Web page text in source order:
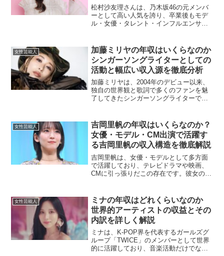
とマルチな活動から見える推定年
収を徹底解説した最新まとめ
松村沙友理さんは、乃木坂46の元メンバ
ーとして高い人気を誇り、卒業後もモデ
ル・女優・タレント・インフルエンサー
ル、ドラマ出演、SNSでの発信力など、
多彩な才能で注目を集め...
女性芸能人
加藤ミリヤの年収はいくらなのか
シンガーソングライターとしての
活動と幅広い収入源を徹底分析
加藤ミリヤは、2004年のデビュー以来、
独自の世界観と歌詞で多くのファンを魅
了してきたシンガーソングライターで
活動など幅広い分野でも才能を発揮して
います。今回は、加藤ミ...
女性芸能人
吉岡里帆の年収はいくらなのか？
女優・モデル・CM出演で活躍す
る吉岡里帆の収入構造を徹底解説
吉岡里帆は、女優・モデルとして多方面
で活躍しており、テレビドラマや映画、
CMに引っ張りだこの存在です。彼女の透
も高額であると見込まれます。今回は、
吉岡里帆の収入源を分析...
女性芸能人
ミナの年収はどれくらいなのか
世界的アーティストの収益とその
内訳を詳しく解説
ミナは、K-POP界を代表するガールズグ
ループ「TWICE」のメンバーとして世界
的に活躍しており、音楽活動だけでな